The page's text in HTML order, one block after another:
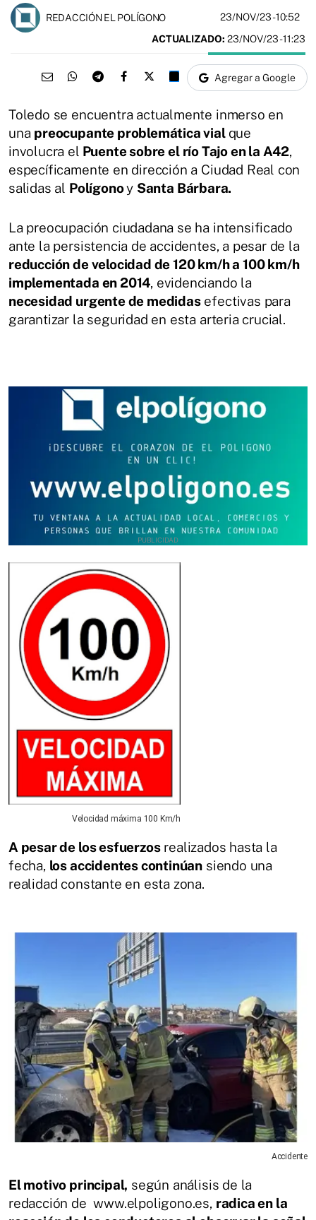
REDACCIÓN EL POLÍGONO 23/NOV/23- 10:52
ACTUALIZADO: 23/NOV/23 - 11:23
Agregar a Google
Toledo se encuentra actualmente inmerso en
una preocupante problemática vial que
involucra el Puente sobre el río Tajo en la A42,
específicamente en dirección a Ciudad Real con
salidas al Polígonoy Santa Bárbara.
La preocupación ciudadana se ha intensificado
ante la persistencia de accidentes, a pesar de la
reducción de velocidad de 120 km/h a 100 km/h
implementada en 2014, evidenciando la
necesidad urgente de medidasefectivas para
garantizar la seguridad en esta arteria crucial.
Velocidad máxima 100 Km/h
A pesar de los esfuerzosrealizados hasta la
fecha, los accidentes continúan siendo una
realidad constante en esta zona.
Accidente
El motivo principal, según análisis de la
redacción de www.elpoligono.es, radica en la